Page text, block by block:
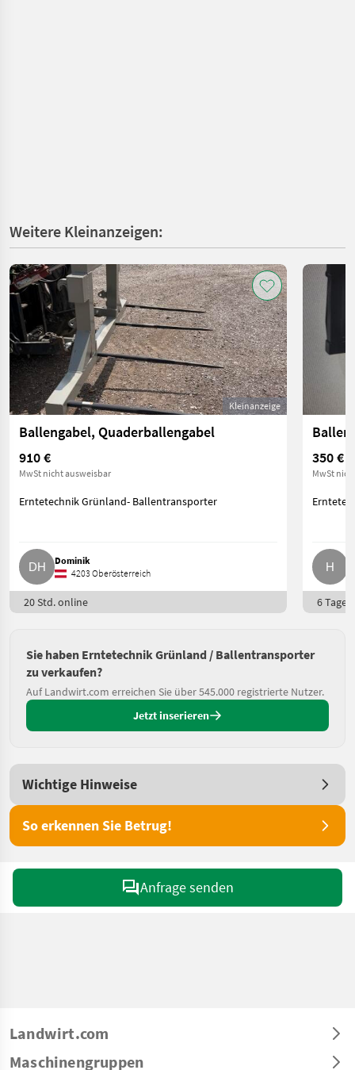
Weitere Kleinanzeigen:
Kleinanzeige
Ballengabel, Quaderballengabel
910 €
MwSt nicht ausweisbar
Erntetechnik Grünland- Ballentransporter
Dominik
4203 Oberösterreich
20 Std. online
350 €
MwSt
6 Tage
Sie haben Erntetechnik Grünland / Ballentransporter
zu verkaufen?
Auf Landwirt.com erreichen Sie über 545.000 registrierte Nutzer.
Jetzt inserieren
Wichtige Hinweise
So erkennen Sie Betrug!
Anfrage senden
Landwirt.com
Maschinengruppen